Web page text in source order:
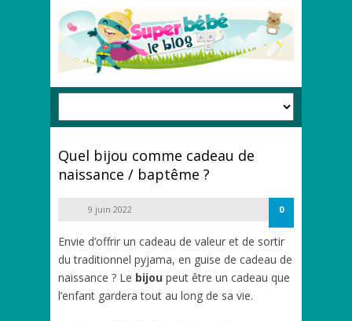
Quel bijou comme cadeau de
naissance / baptême ?
9 juin 2022 0
Envie d’offrir un cadeau de valeur et de sortir
du traditionnel pyjama, en guise de cadeau de
naissance ? Le bijou peut être un cadeau que
l’enfant gardera tout au long de sa vie.